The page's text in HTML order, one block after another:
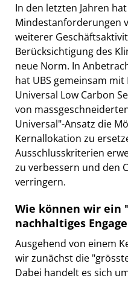
In den letzten Jahren
Mindestanforderungen
weiterer
Berücksichtigung des
neue Norm. In
hat UBS gemeinsam mit
Universal Low Carbon
von
Universal"-Ansatz die
Kernallokation zu
Ausschlusskriterien
zu verbessern und den
verringern.
Wie können wir ein
nachhaltiges
Ausgehend von einem
wir zunächst die
Dabei handelt es sich